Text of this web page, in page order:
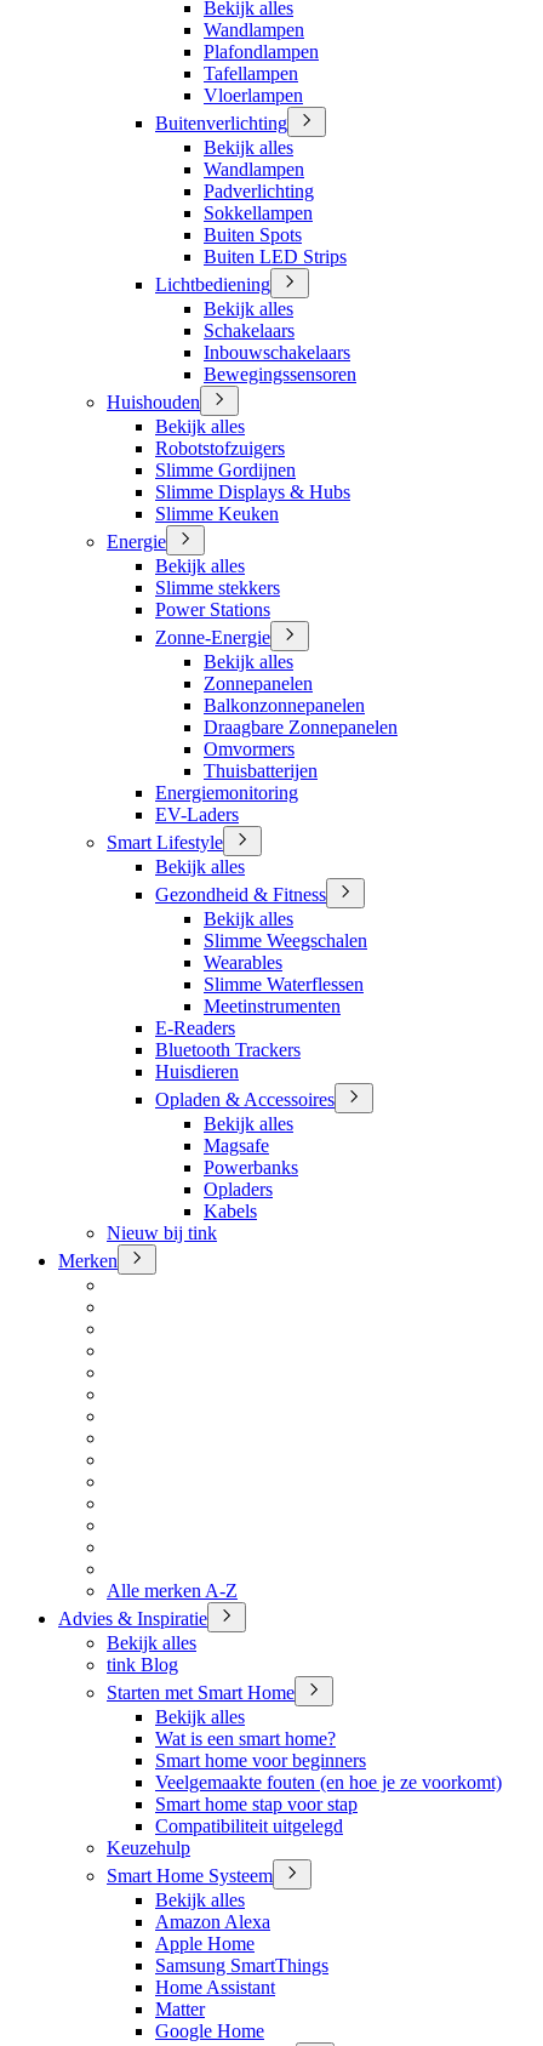
Bekijk alles
Wandlampen
Plafondlampen
Tafellampen
Vloerlampen
Buitenverlichting
Bekijk alles
Wandlampen
Padverlichting
Sokkellampen
Buiten Spots
Buiten LED Strips
Lichtbediening
Bekijk alles
Schakelaars
Inbouwschakelaars
Bewegingssensoren
Huishouden
Bekijk alles
Robotstofzuigers
Slimme Gordijnen
Slimme Displays & Hubs
Slimme Keuken
Energie
Bekijk alles
Slimme stekkers
Power Stations
Zonne-Energie
Bekijk alles
Zonnepanelen
Balkonzonnepanelen
Draagbare Zonnepanelen
Omvormers
Thuisbatterijen
Energiemonitoring
EV-Laders
Smart Lifestyle
Bekijk alles
Gezondheid & Fitness
Bekijk alles
Slimme Weegschalen
Wearables
Slimme Waterflessen
Meetinstrumenten
E-Readers
Bluetooth Trackers
Huisdieren
Opladen & Accessoires
Bekijk alles
Magsafe
Powerbanks
Opladers
Kabels
Nieuw bij tink
Merken
Alle merken A-Z
Advies & Inspiratie
Bekijk alles
tink Blog
Starten met Smart Home
Bekijk alles
Wat is een smart home?
Smart home voor beginners
Veelgemaakte fouten (en hoe je ze voorkomt)
Smart home stap voor stap
Compatibiliteit uitgelegd
Keuzehulp
Smart Home Systeem
Bekijk alles
Amazon Alexa
Apple Home
Samsung SmartThings
Home Assistant
Matter
Google Home